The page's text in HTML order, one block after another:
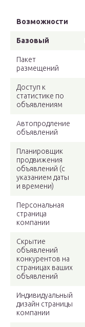
Возможности
Базовый
Пакет
размещений
Доступ к
статистике по
объявлениям
Автопродление
объявлений
Планировщик
продвижения
объявлений (с
указанием даты
и времени)
Персональная
страница
компании
Скрытие
объявлений
конкурентов на
страницах ваших
объявлений
Индивидуальный
дизайн страницы
компании